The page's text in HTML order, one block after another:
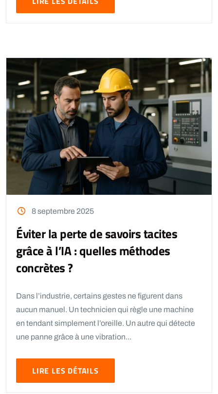
8 septembre 2025
Éviter la perte de savoirs tacites
grâce à l’IA : quelles méthodes
concrètes ?
Dans l’industrie, certains gestes ne figurent dans
aucun manuel. Un technicien qui règle une machine
en tendant simplement l’oreille. Un autre qui détecte
une panne grâce à une vibration...
LIRE LES DÉTAILS